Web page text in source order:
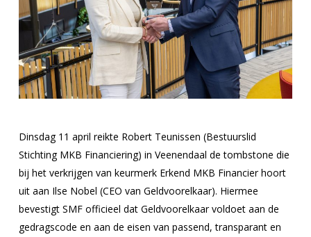
Dinsdag 11 april reikte Robert Teunissen (Bestuurslid
Stichting MKB Financiering) in Veenendaal de tombstone die
bij het verkrijgen van keurmerk Erkend MKB Financier hoort
uit aan Ilse Nobel (CEO van Geldvoorelkaar). Hiermee
bevestigt SMF officieel dat Geldvoorelkaar voldoet aan de
gedragscode en aan de eisen van passend, transparant en